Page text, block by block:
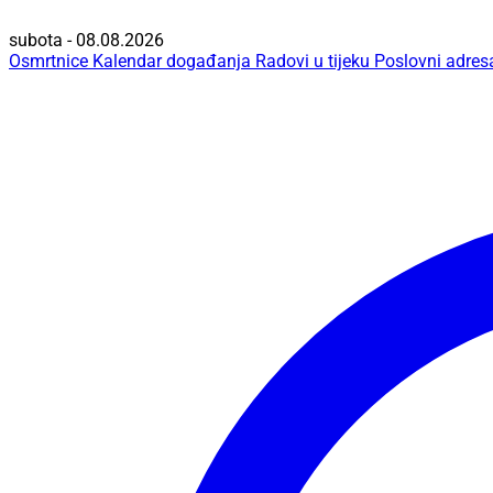
subota - 08.08.2026
Osmrtnice Kalendar događanja Radovi u tijeku Poslovni